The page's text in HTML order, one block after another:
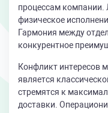
процессам компании.
физическое
Гармония между
конкурентное
Конфликт интересов
является
стремятся к
доставки.